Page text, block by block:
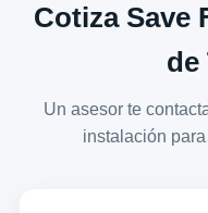
Cotiza Save
de
Un asesor te
instalación